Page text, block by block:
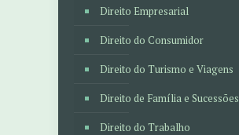
Direito Empresarial
Direito do Consumidor
Direito do Turismo e Viagens
Direito de Família e Sucessões
Direito do Trabalho